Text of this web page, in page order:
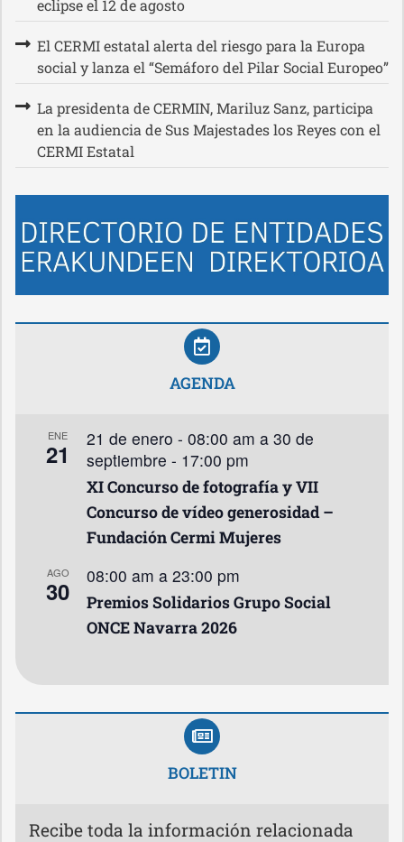
eclipse el 12 de agosto
El CERMI estatal alerta del riesgo para la Europa
social y lanza el “Semáforo del Pilar Social Europeo”
La presidenta de CERMIN, Mariluz Sanz, participa
en la audiencia de Sus Majestades los Reyes con el
CERMI Estatal
AGENDA
ENE
21
21 de enero - 08:00 am a 30 de
septiembre - 17:00 pm
XI Concurso de fotografía y VII
Concurso de vídeo generosidad –
Fundación Cermi Mujeres
AGO
30
08:00 am a 23:00 pm
Premios Solidarios Grupo Social
ONCE Navarra 2026
BOLETIN
Recibe toda la información relacionada